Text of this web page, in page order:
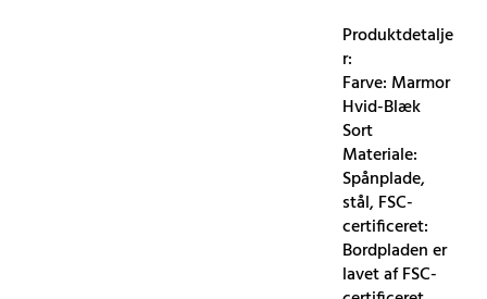
Produktdetalje
r:
Farve: Marmor
Hvid-Blæk
Sort
Materiale:
Spånplade,
stål, FSC-
certificeret:
Bordpladen er
lavet af FSC-